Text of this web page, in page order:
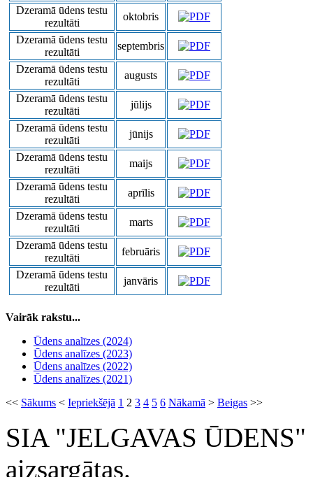
Dzeramā ūdens testu
rezultāti
oktobris
Dzeramā ūdens testu
rezultāti
septembris
Dzeramā ūdens testu
rezultāti
augusts
Dzeramā ūdens testu
rezultāti
jūlijs
Dzeramā ūdens testu
rezultāti
jūnijs
Dzeramā ūdens testu
rezultāti
maijs
Dzeramā ūdens testu
rezultāti
aprīlis
Dzeramā ūdens testu
rezultāti
marts
Dzeramā ūdens testu
rezultāti
februāris
Dzeramā ūdens testu
rezultāti
janvāris
Vairāk rakstu...
Ūdens analīzes (2024)
Ūdens analīzes (2023)
Ūdens analīzes (2022)
Ūdens analīzes (2021)
<< Sākums < Iepriekšējā 1 2 3 4 5 6 Nākamā > Beigas >>
SIA "JELGAVAS ŪDENS"
aizsargātas.